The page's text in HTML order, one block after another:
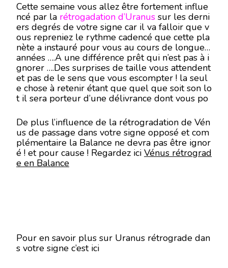
Cette semaine vous allez être fortement influe
ncé par la rétrogadation d’Uranus sur les derni
ers degrés de votre signe car il va falloir que v
ous repreniez le rythme cadencé que cette pla
nète a instauré pour vous au cours de longues
années ….A une différence prêt qui n’est pas à i
gnorer ….Des surprises de taille vous attendent
et pas de le sens que vous escompter ! la seul
e chose à retenir étant que quel que soit son lo
t il sera porteur d’une délivrance dont vous po
de votre existence !
De plus l’influence de la rétrogradation de Vén
us de passage dans votre signe opposé et com
plémentaire la Balance ne devra pas être ignor
é ! et pour cause ! Regardez ici Vénus rétrograd
e en Balance
Pour en savoir plus sur Uranus rétrograde dan
s votre signe c’est ici